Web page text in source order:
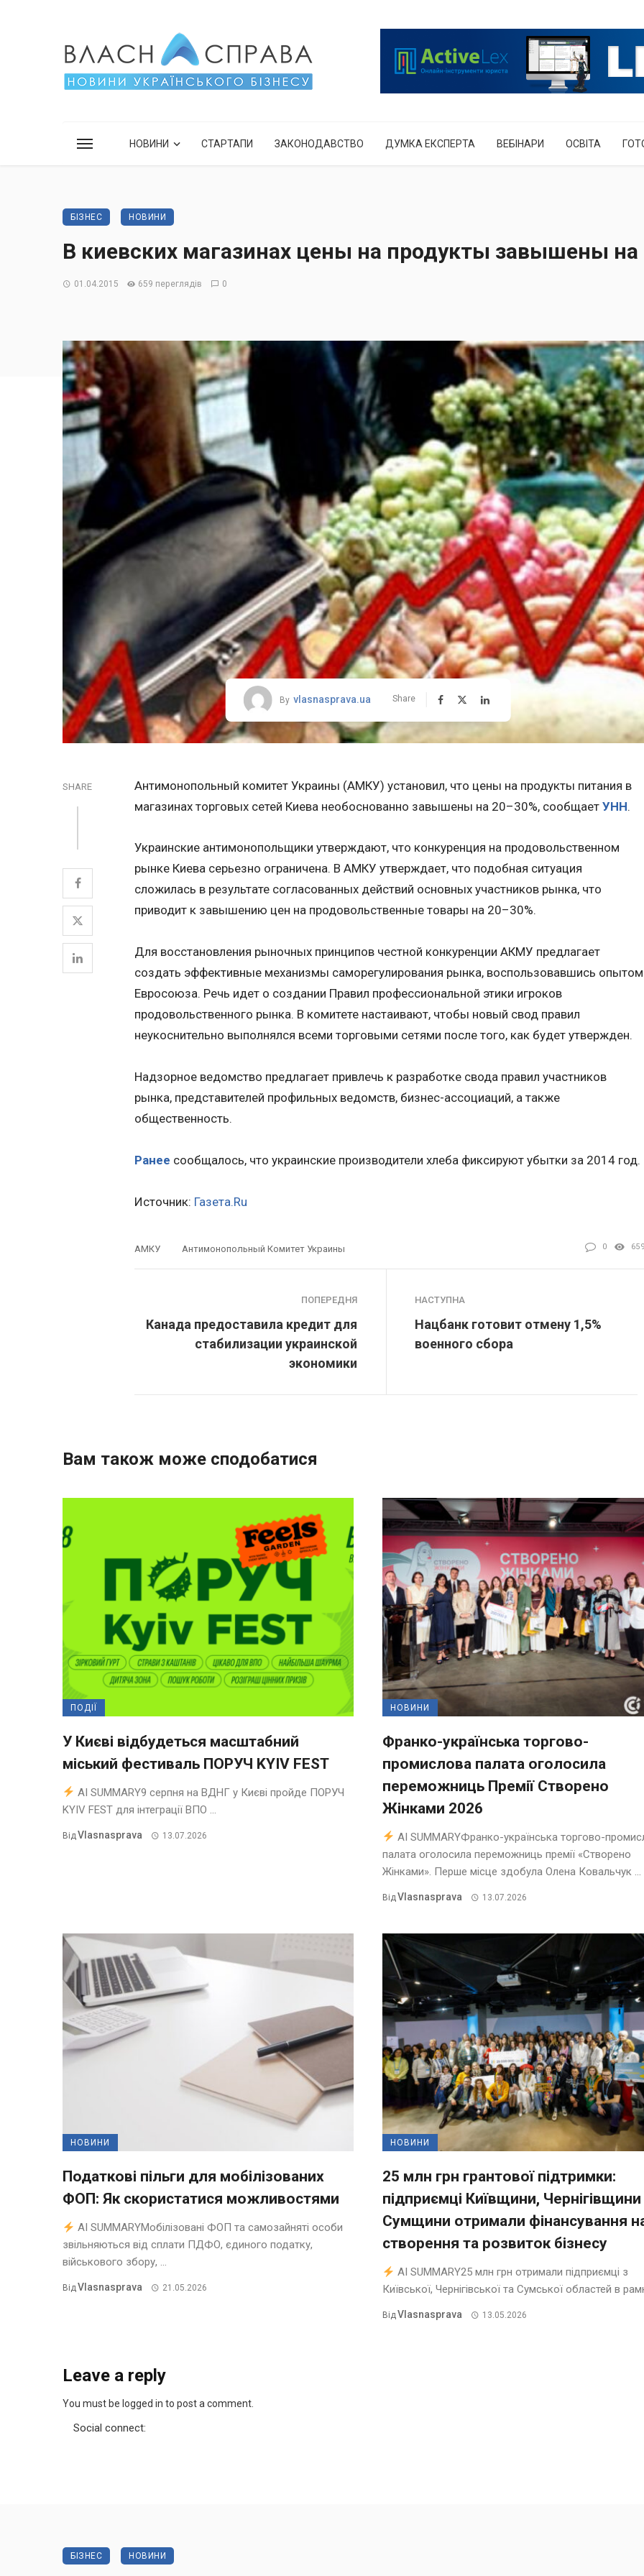
НОВИНИ СТАРТАПИ ЗАКОНОДАВСТВО ДУМКА ЕКСПЕРТА ВЕБІНАРИ ОСВІТА
БІЗНЕС НОВИНИ
В киевских магазинах цены на продукты завышены на
01.04.2015 659 переглядів 0
By vlasnasprava.ua Share
SHARE
Антимонопольный комитет Украины (АМКУ) установил, что цены на продукты питания в
магазинах торговых сетей Киева необоснованно завышены на 20–30%, сообщает УНН.
Украинские антимонопольщики утверждают, что конкуренция на продовольственном
рынке Киева серьезно ограничена. В АМКУ утверждает, что подобная ситуация
сложилась в результате согласованных действий основных участников рынка, что
приводит к завышению цен на продовольственные товары на 20–30%.
Для восстановления рыночных принципов честной конкуренции АКМУ предлагает
создать эффективные механизмы саморегулирования рынка, воспользовавшись опытом
Евросоюза. Речь идет о создании Правил профессиональной этики игроков
продовольственного рынка. В комитете настаивают, чтобы новый свод правил
неукоснительно выполнялся всеми торговыми сетями после того, как будет утвержден.
Надзорное ведомство предлагает привлечь к разработке свода правил участников
рынка, представителей профильных ведомств, бизнес-ассоциаций, а также
общественность.
Ранее сообщалось, что украинские производители хлеба фиксируют убытки за 2014 год.
Источник: Газета.Ru
АМКУ Антимонопольный Комитет Украины 0 659
ПОПЕРЕДНЯ
Канада предоставила кредит для
стабилизации украинской
экономики
НАСТУПНА
Нацбанк готовит отмену 1,5%
военного сбора
Вам також може сподобатися
ПОДІЇ
У Києві відбудеться масштабний
міський фестиваль ПОРУЧ KYIV FEST
AI SUMMARY9 серпня на ВДНГ у Києві пройде ПОРУЧ
KYIV FEST для інтеграції ВПО ...
Від Vlasnasprava 13.07.2026
НОВИНИ
Франко-українська торгово-
промислова палата оголосила
переможниць Премії Створено
Жінками 2026
AI SUMMARYФранко-українська торгово-
палата оголосила переможниць премії «Створено
Жінками». Перше місце здобула Олена Ковальчук ...
Від Vlasnasprava 13.07.2026
НОВИНИ
Податкові пільги для мобілізованих
ФОП: Як скористатися можливостями
AI SUMMARYМобілізовані ФОП та самозайняті особи
звільняються від сплати ПДФО, єдиного податку,
військового збору, ...
ВідVlasnasprava 21.05.2026
НОВИНИ
25 млн грн грантової підтримки:
підприємці Київщини, Чернігівщини
Сумщини отримали фінансування
створення та розвиток бізнесу
AI SUMMARY25 млн грн отримали підприємці з
Київської, Чернігівської та Сумської областей в
ВідVlasnasprava 13.05.2026
Leave a reply
You must be logged in to post a comment.
Social connect:
БІЗНЕС НОВИНИ